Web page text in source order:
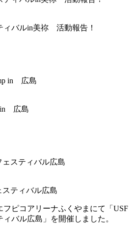
ィバルin美祢 活動報告！
in 広島
スティバル広島
フピコアリーナふくやまにて「USF
バル広島」を開催しました。